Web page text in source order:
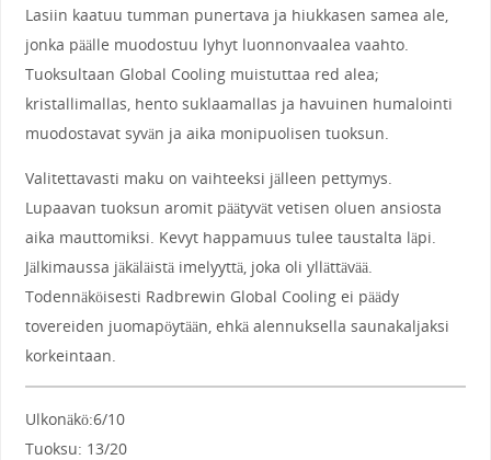
Lasiin kaatuu tumman punertava ja hiukkasen samea ale,
jonka päälle muodostuu lyhyt luonnonvaalea vaahto.
Tuoksultaan Global Cooling muistuttaa red alea;
kristallimallas, hento suklaamallas ja havuinen humalointi
muodostavat syvän ja aika monipuolisen tuoksun.
Valitettavasti maku on vaihteeksi jälleen pettymys.
Lupaavan tuoksun aromit päätyvät vetisen oluen ansiosta
aika mauttomiksi. Kevyt happamuus tulee taustalta läpi.
Jälkimaussa jäkäläistä imelyyttä, joka oli yllättävää.
Todennäköisesti Radbrewin Global Cooling ei päädy
tovereiden juomapöytään, ehkä alennuksella saunakaljaksi
korkeintaan.
Ulkonäkö:6/10
Tuoksu: 13/20